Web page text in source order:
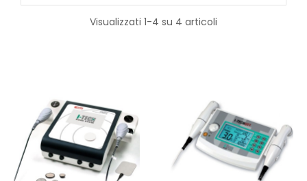
Visualizzati 1-4 su 4 articoli